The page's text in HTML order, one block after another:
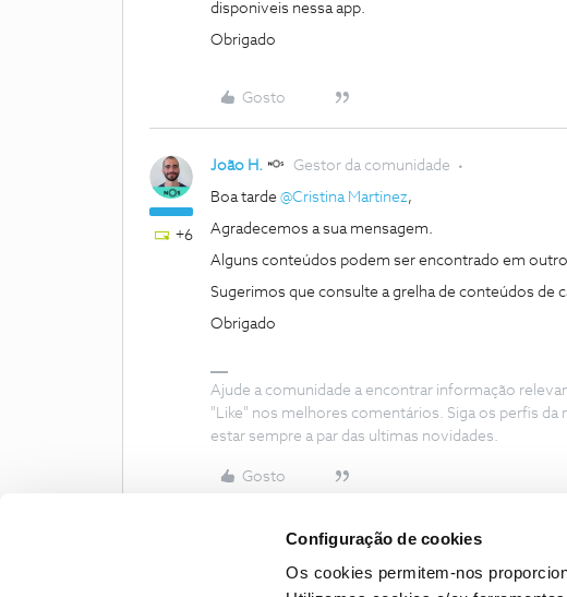
Configuração de cookies
Os cookies permitem-nos
disponiveis nessa app.
Obrigado
Gosto
+6
João H. Gestor da comunidade
Boa tarde ​ @Cristina Martinez,
Agradecemos a sua mensagem.
Alguns conteúdos podem ser encontrado em outro
Sugerimos que consulte a grelha de conteúdos de
Obrigado
Ajude a comunidade a encontrar informação
"Like" nos melhores comentários. Siga os perfis da
estar sempre a par das ultimas novidades.
Gosto